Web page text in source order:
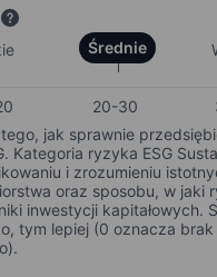
Średnie
20-30
tego, jak sprawnie
Kategoria ryzyka ESG
i zrozumieniu
oraz sposobu, w jaki
inwestycji kapitałowych.
tym lepiej (0 oznacza